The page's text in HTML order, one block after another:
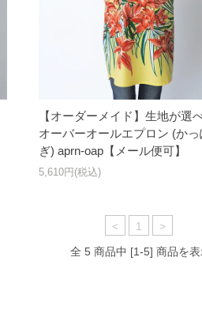
【オーダーメイド】生地が選
オーバーオールエプロン (かっ
ぎ) aprn-oap【メール便可】
5,610円(税込)
< 1
>
全 5 商品中 [1-5] 商品を